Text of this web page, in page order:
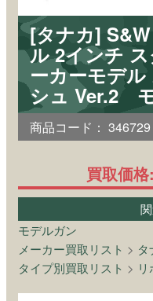
[タナカ]
ル 2インチ
ーカーモデ
シュ Ver.2
商品コード： 346729
買取価格:
モデルガン
メーカー買取リスト > タ
タイプ別買取リスト >